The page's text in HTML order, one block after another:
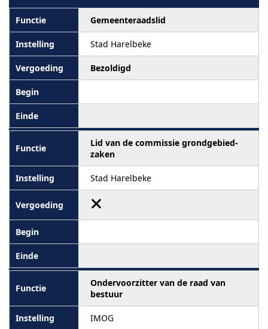
Gemeenteraadslid
Stad Harelbeke
Bezoldigd
Lid van de commissie grondgebied-
zaken
Stad Harelbeke
Ondervoorzitter van de raad van
bestuur
IMOG